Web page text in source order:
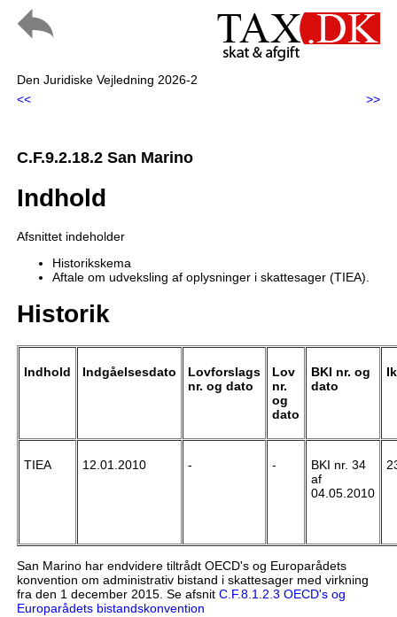
Den Juridiske Vejledning 2026-2
<<
>>
C.F.9.2.18.2 San Marino
Indhold
Afsnittet indeholder
Historikskema
Aftale om udveksling af oplysninger i skattesager (TIEA).
Historik
Indhold Indgåelsesdato
Lovforslags
nr. og dato
Lov
nr.
og
dato
BKI nr. og
dato
TIEA 12.01.2010 - -
BKI nr. 34
af
04.05.2010
San Marino har endvidere tiltrådt OECD's og Europarådets
konvention om administrativ bistand i skattesager med virkning
fra den 1 december 2015. Se afsnit C.F.8.1.2.3 OECD's og
Europarådets bistandskonvention